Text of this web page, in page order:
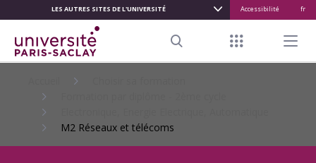
CONTENU
PRINCIPAL
LES AUTRES SITES DE L'UNIVERSITÉ Accessibilité fr
Menu Menu
M2 Réseaux et télécoms